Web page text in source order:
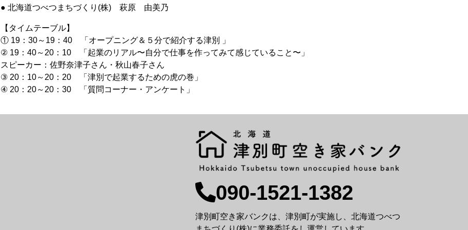
● 北海道つべつまちづくり(株) 萩原 由美乃
【タイムテーブル】
① 19：30～19：40 「オープニング＆５分で紹介する津別 」
② 19：40～20：10 「起業のリアル〜自分で仕事を作ってみて感じていること〜」
スピーカー：佐野奈津子さん・秋山春子さん
③ 20：10～20：20 「津別で起業するための虎の巻」
④ 20：20～20：30 「質問コーナー・アンケート」
090-1521-1382
津別町空き家バンクは、津別町が実施し、北海道つべつ